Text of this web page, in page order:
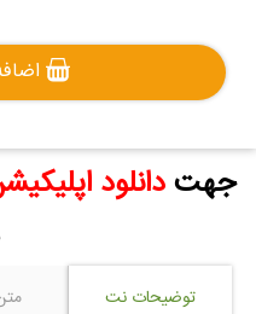
جهتدانلود
توضیحات نت